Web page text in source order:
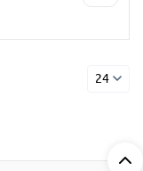
24